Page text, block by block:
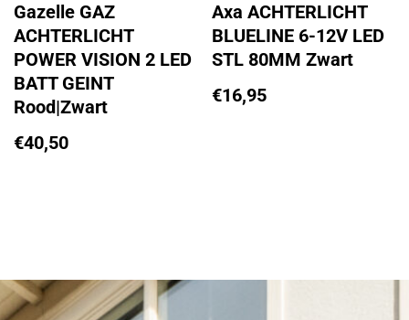
Gazelle GAZ
ACHTERLICHT
POWER VISION 2 LED
BATT GEINT
Rood|Zwart
€40,50
Axa ACHTERLICHT
BLUELINE 6-12V LED
STL 80MM Zwart
€16,95